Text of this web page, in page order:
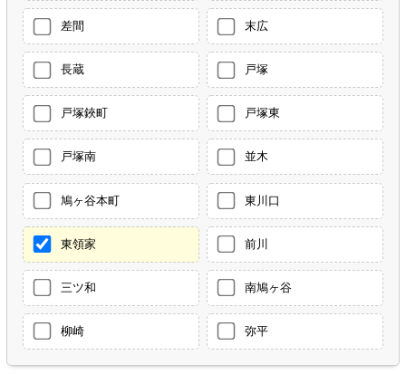
差間 末広
長蔵 戸塚
戸塚鋏町 戸塚東
戸塚南 並木
鳩ヶ谷本町 東川口
東領家 前川
三ツ和 南鳩ヶ谷
柳崎 弥平